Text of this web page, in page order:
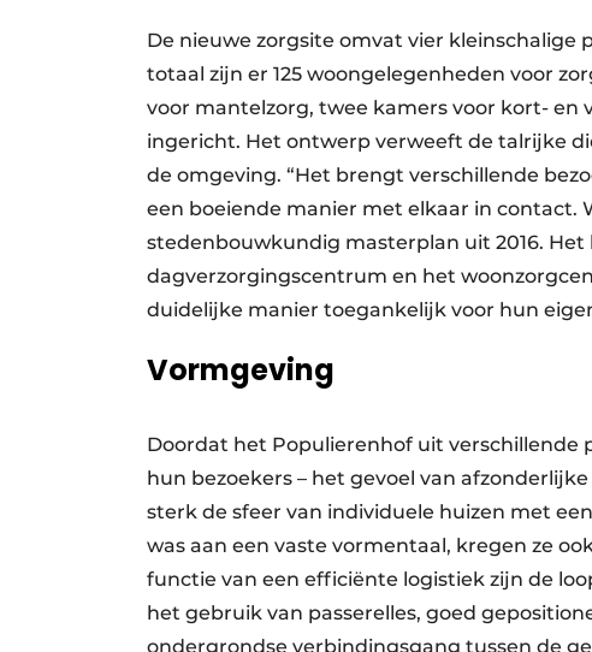
De nieuwe zorgsite omvat vier
totaal zijn er 125 woongelegenheden voor
voor mantelzorg, twee kamers voor kort- en
ingericht. Het ontwerp verweeft de talrijke
de omgeving. “Het brengt verschillende
een boeiende manier met elkaar in contact.
stedenbouwkundig masterplan uit 2016.
dagverzorgingscentrum en het
duidelijke manier toegankelijk voor hun
Vormgeving
Doordat het Populierenhof uit verschillende
hun bezoekers – het gevoel van
sterk de sfeer van individuele huizen met
was aan een vaste vormentaal, kregen ze
functie van een efficiënte logistiek zijn de
het gebruik van passerelles, goed
ondergrondse verbindingsgang tussen de